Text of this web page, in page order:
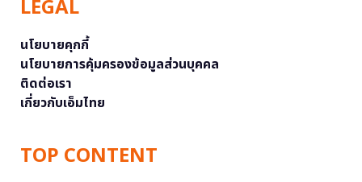
LEGAL
นโยบายคุกกี้
นโยบายการคุ้มครองข้อมูลส่วนบุคคล
ติดต่อเรา
เกี่ยวกับเอ็มไทย
TOP CONTENT